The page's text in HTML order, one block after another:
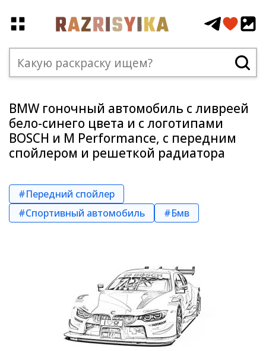
BMW гоночный автомобиль с ливреей
бело-синего цвета и с логотипами
BOSCH и M Performance, с передним
спойлером и решеткой радиатора
#Передний спойлер
#Спортивный автомобиль
#Бмв